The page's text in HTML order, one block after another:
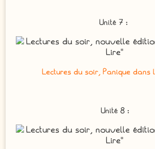
Unité 7 :
Lectures du soir, Panique dans
Unité 8 :